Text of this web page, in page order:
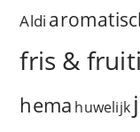
Aldi
fris &
hema huwelijk